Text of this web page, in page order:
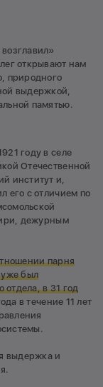
открывают нам
природного
выдержкой,
памятью.
году в селе
Отечественной
институт и,
его с отличием по
дежурным
парня
уже был
отдела, в 31 год
в течение 11 лет
выдержка и